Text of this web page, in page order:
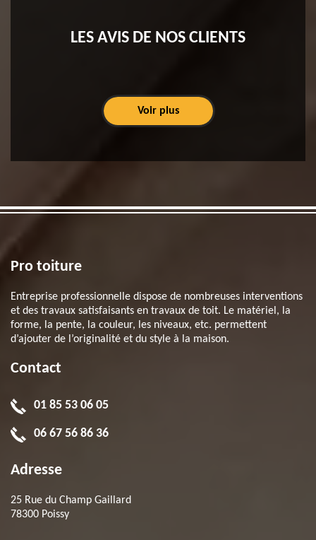
LES AVIS DE NOS CLIENTS
Voir plus
Pro toiture
Entreprise professionnelle dispose de nombreuses interventions
et des travaux satisfaisants en travaux de toit. Le matériel, la
forme, la pente, la couleur, les niveaux, etc. permettent
d’ajouter de l’originalité et du style à la maison.
Contact
01 85 53 06 05
06 67 56 86 36
Adresse
25 Rue du Champ Gaillard
78300 Poissy